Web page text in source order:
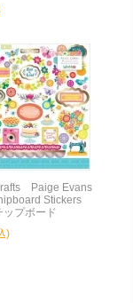
Paige Evans
Stickers
プボード
)